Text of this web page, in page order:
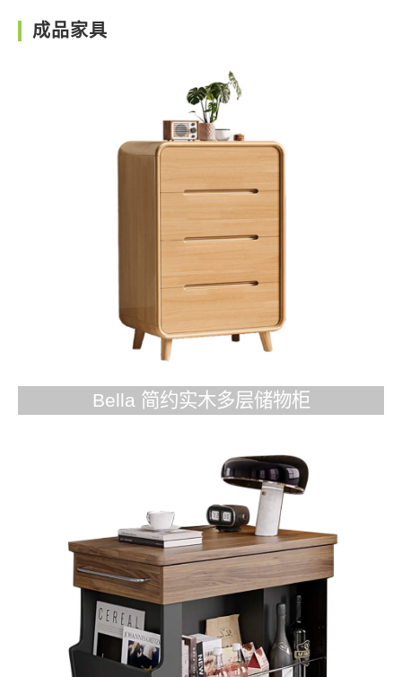
成品家具
Bella 简约实木多层储物柜